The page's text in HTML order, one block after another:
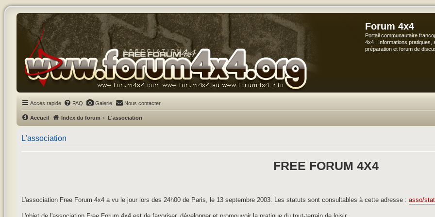
Forum 4x4
Portail communautaire
4x4 : Informations pratiques,
préparation et forum de
Accès rapide FAQ Galerie Nous contacter
Accueil Index du forum L'association
L'association
FREE FORUM 4X4
L'association Free Forum 4x4 a vu le jour lors des 24h00 de Paris, le 13 septembre 2003. Les statuts sont consultables à cette adresse : asso/